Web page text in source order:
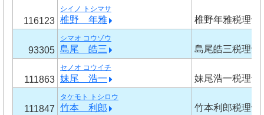
116123
シイノ トシマサ
椎野 年雅 椎野年雅税理士
93305
シマオ コウゾウ
島尾 皓三 島尾皓三税理士
111863
セノオ コウイチ
妹尾 浩一 妹尾浩一税理士
111847
タケモト トシロウ
竹本 利郎 竹本利郎税理士